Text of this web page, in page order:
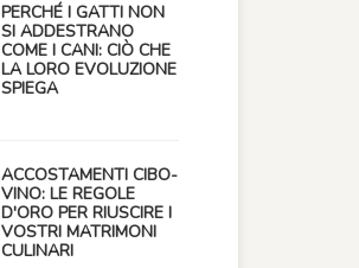
PERCHÉ I GATTI NON
SI ADDESTRANO
COME I CANI: CIÒ CHE
LA LORO EVOLUZIONE
SPIEGA
ACCOSTAMENTI CIBO-
VINO: LE REGOLE
D'ORO PER RIUSCIRE I
VOSTRI MATRIMONI
CULINARI